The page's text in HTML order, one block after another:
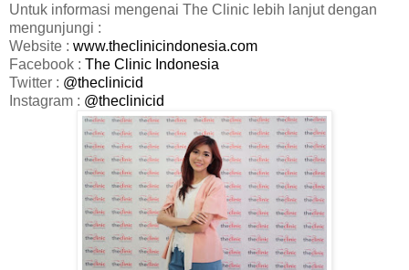
Untuk informasi mengenai The Clinic lebih lanjut dengan
mengunjungi :
Website : www.theclinicindonesia.com
Facebook : The Clinic Indonesia
Twitter : @theclinicid
Instagram : @theclinicid